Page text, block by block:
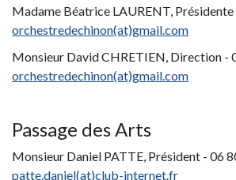
Madame Béatrice LAURENT,
orchestredechinon(at)gmail.com
Monsieur David CHRETIEN, Direction -
orchestredechinon(at)gmail.com
Passage des Arts
Monsieur Daniel PATTE, Président - 06
patte.daniel(at)club-internet.fr